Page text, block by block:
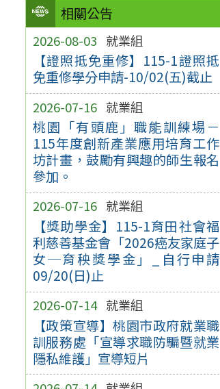
相關公告
2026-08-03 就業組
【證照抵免重修】115-1證照抵
免重修學分申請-10/02(五)截止
2026-07-16 就業組
桃園「有頭鹿」職能訓練場－
115年度創新產業應用培育工作
坊計畫，鼓勵有興趣的師生報名
參加。
2026-07-16 就業組
【獎助學金】115-1育田社會福
利慈善基金會「2026癌友家庭子
女─育秧獎學金」_自行申請
09/20(日)止
2026-07-14 就業組
【政策宣導】桃園市政府就業職
訓服務處「宣導求職防騙暨就業
隱私維護」宣導短片